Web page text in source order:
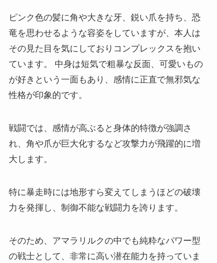
ピンク色の髪に角や大きな牙、鋭い爪を持ち、恐
竜を思わせるような容姿をしていますが、本人は
その見た目を気にしておりコンプレックスを抱い
ています。 中身は短気で粗暴な反面、可愛いもの
が好きという一面もあり、感情に正直で無邪気な
性格が印象的です。
戦闘では、感情が高ぶると身体的特徴が強調さ
れ、角や爪が巨大化するなど攻撃力が飛躍的に増
大します。
特に暴走時には地形すら変えてしまうほどの破壊
力を発揮し、制御不能な戦闘力を誇ります。
そのため、アマラリルクの中でも純粋なパワー型
の戦士として、非常に高い潜在能力を持っていま